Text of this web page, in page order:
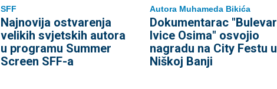
SFF
Najnovija ostvarenja
velikih svjetskih autora
u programu Summer
Screen SFF-a
Autora Muhameda Bikića
Dokumentarac "Bulevar
Ivice Osima" osvojio
nagradu na City Festu u
Niškoj Banji